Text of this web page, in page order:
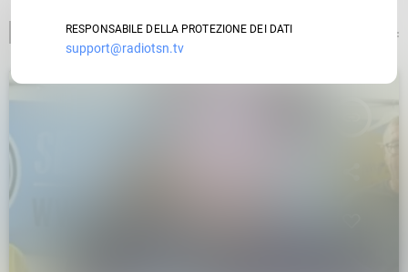
ARTICOLO PRECEDENTE
RESPONSABILE DELLA PROTEZIONE DEI DATI
support@radiotsn.tv